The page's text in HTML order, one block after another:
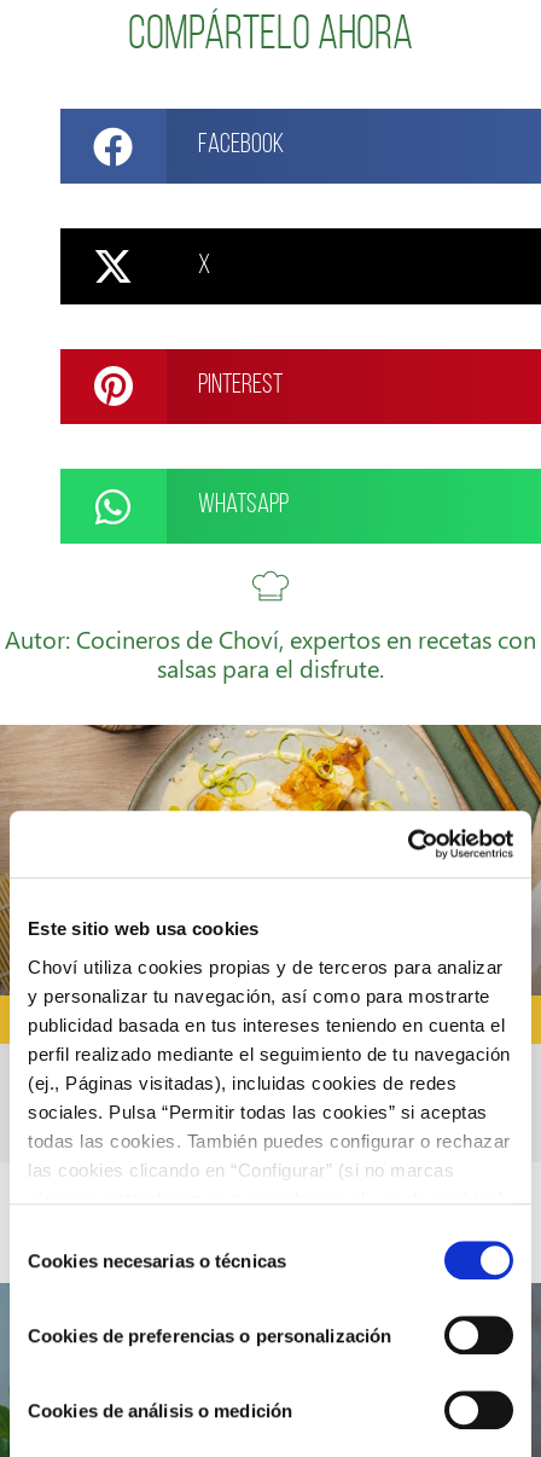
Este sitio web usa cookies
Choví utiliza cookies propias y de terceros para analizar
y personalizar tu navegación, así como para mostrarte
publicidad basada en tus intereses teniendo en cuenta el
perfil realizado mediante el seguimiento de tu navegación
(ej., Páginas visitadas), incluidas cookies de redes
sociales. Pulsa “Permitir todas las cookies” si aceptas
todas las cookies. También puedes configurar o rechazar
las cookies clicando en “Configurar” (si no marcas
COOKIES.
deCookies necesarias o técnicas
Cookies de preferencias o personalización
Cookies de análisis o medición
Compártelo ahora
Facebook
X
Pinterest
WhatsApp
Autor: Cocineros de Choví, expertos en recetas con
salsas para el disfrute.
RECETAS CON SALSA CÉSAR
Quesadilla de pollo con salsa césar